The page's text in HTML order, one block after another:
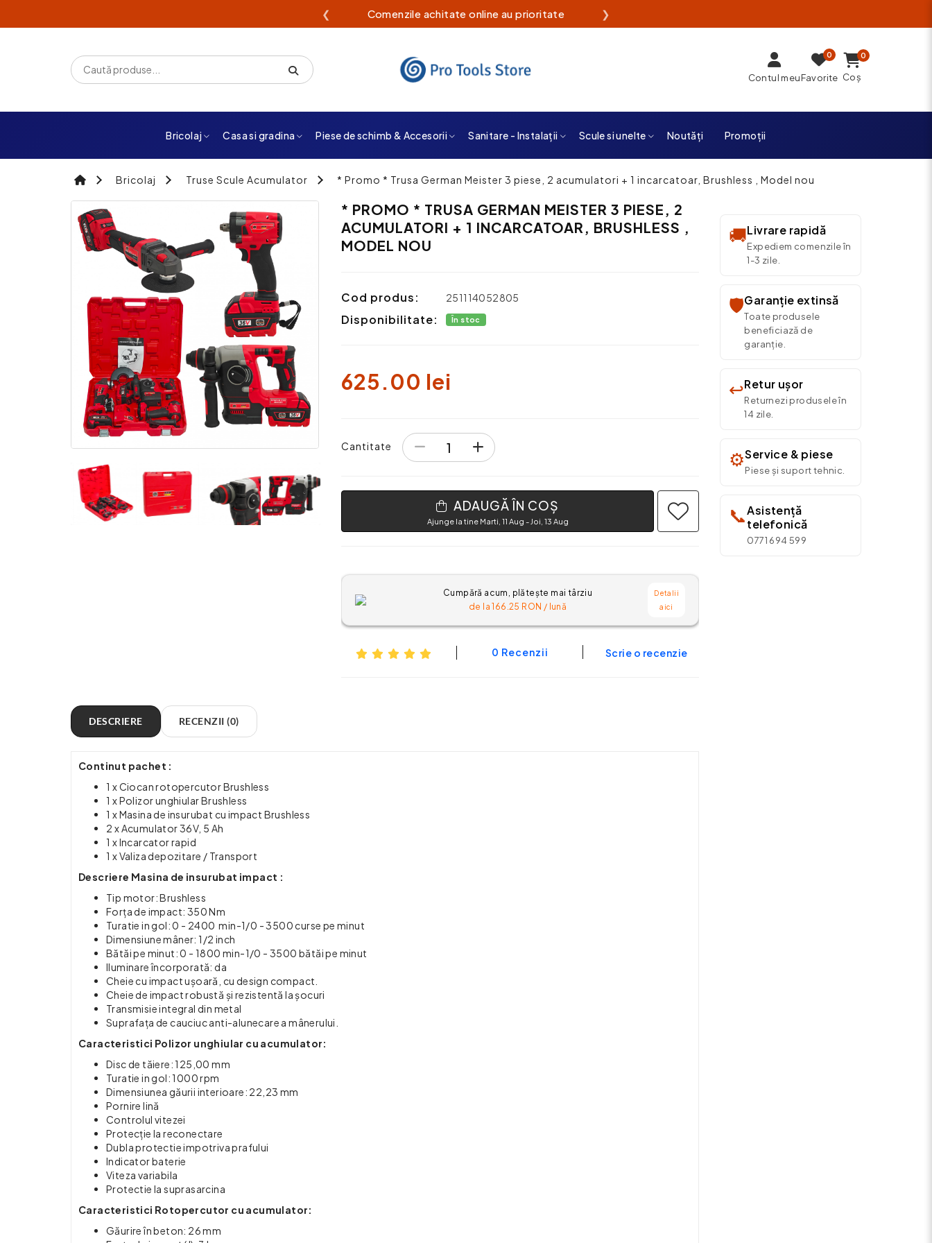
❮ Comenzile achitate online au prioritate ❯
Contul meuFavorite
0
Coș
0
Bricolaj Casa si gradina Piese de schimb & Accesorii Sanitare - Instalații Scule si unelte Noutăți Promoții
Bricolaj Truse Scule Acumulator * Promo * Trusa German Meister 3 piese, 2 acumulatori + 1 incarcatoar, Brushless , Model nou
* PROMO * TRUSA GERMAN MEISTER 3 PIESE, 2
ACUMULATORI + 1 INCARCATOAR, BRUSHLESS ,
MODEL NOU
Cod produs: 251114052805
Disponibilitate: În stoc
625.00 lei
Cantitate
ADAUGĂ ÎN COȘ
Ajunge la tine Marti, 11 Aug - Joi, 13 Aug
Cumpără acum, plătește mai târziu
de la166.25 RON / lună
Detalii
aici
0 Recenzii Scrie o recenzie
DESCRIERE RECENZII (0)
Continut pachet :
1 x Ciocan rotopercutor Brushless
1 x Polizor unghiular Brushless
1 x Masina de insurubat cu impact Brushless
2 x Acumulator 36V, 5 Ah
1 x Incarcator rapid
1 x Valiza depozitare / Transport
Descriere Masina de insurubat impact :
Tip motor: Brushless
Forța de impact: 350 Nm
Turatie in gol: 0 - 2400 min-1/0 - 3500 curse pe minut
Dimensiune mâner: 1/2 inch
Bătăi pe minut: 0 - 1800 min-1/0 - 3500 bătăi pe minut
Iluminare încorporată: da
Cheie cu impact ușoară, cu design compact.
Cheie de impact robustă și rezistentă la șocuri
Transmisie integral din metal
Suprafața de cauciuc anti-alunecare a mânerului.
Caracteristici Polizor unghiular cu acumulator:
Disc de tăiere: 125,00 mm
Turatie in gol: 1000 rpm
Dimensiunea găurii interioare: 22,23 mm
Pornire lină
Controlul vitezei
Protecție la reconectare
Dubla protectie impotriva prafului
Indicator baterie
Viteza variabila
Protectie la suprasarcina
Caracteristici Rotopercutor cu acumulator:
Găurire în beton: 26 mm
🚚Livrare rapidă
Expediem comenzile în
1-3 zile.
🛡️Garanție extinsă
Toate produsele
beneficiază de
garanție.
↩️Retur ușor
Returnezi produsele în
14 zile.
⚙️Service & piese
Piese și suport tehnic.
📞Asistență
telefonică
0771 694 599